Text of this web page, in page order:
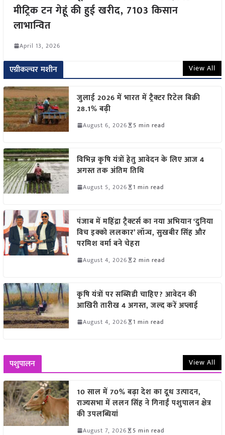
मीट्रिक टन गेहूं की हुई खरीद, 7103 किसान
लाभान्वित
April 13, 2026
एग्रीकल्चर मशीन View All
जुलाई 2026 में भारत में ट्रैक्टर रिटेल बिक्री
28.1% बढ़ी
August 6, 2026 5 min read
विभिन्न कृषि यंत्रों हेतु आवेदन के लिए आज 4
अगस्त तक अंतिम तिथि
August 5, 2026 1 min read
पंजाब में महिंद्रा ट्रैक्टर्स का नया अभियान ‘दुनिया
विच इक्को ललकार’ लॉन्च, सुखबीर सिंह और
परमिश वर्मा बने चेहरा
August 4, 2026 2 min read
कृषि यंत्रों पर सब्सिडी चाहिए? आवेदन की
आखिरी तारीख 4 अगस्त, जल्द करें अप्लाई
August 4, 2026 1 min read
पशुपालन View All
10 साल में 70% बढ़ा देश का दूध उत्पादन,
राज्यसभा में ललन सिंह ने गिनाईं पशुपालन क्षेत्र
की उपलब्धियां
August 7, 2026 5 min read